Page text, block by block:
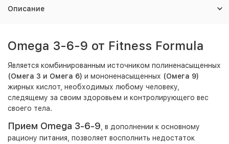
Описание
Omega 3-6-9 от Fitness Formula
Является комбинированным источником полиненасыщенных
(Омега 3 и Омега 6) и мононенасыщенных (Омега 9)
жирных кислот, необходимых любому человеку,
следящему за своим здоровьем и контролирующего вес
своего тела.
Прием Omega 3-6-9 , в дополнении к основному
рациону питания, позволяет восполнить недостаток